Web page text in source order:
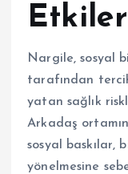
Nargile, sosyal
tarafından
yatan sağlık
Arkadaş
sosyal baskılar,
yönelmesine